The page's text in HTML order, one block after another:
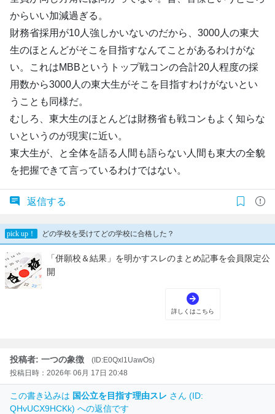
からいい加減過ぎる。
財務省採用が10人強しかいないのだから、3000人の東大
生のほとんどがそこを目指すなんてことがあるわけがな
い。これはMBBというトップ戦コンの合計20人程度の採
用数から3000人の東大生がそこを目指すわけがないとい
うことも同様だ。
むしろ、東大生のほとんどは財務省も戦コンもよく知らな
いというのが現実に近い。
東大生が、と全体を語る人間も語らない人間も東大の全貌
を把握できて言っているわけではない。
返信する
投稿者: 一つの象徴
(ID:E0Qxl1UawOs)
投稿日時：2026年 06月 17日 20:48
この書き込みは 国公立を目指す理由スレ さん (ID:
QHvUCX9HCKk) への返信です